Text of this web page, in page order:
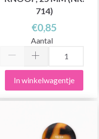
714)
€0,85
Aantal
In winkelwagentje